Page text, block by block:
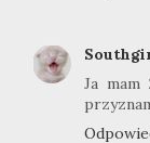
Ja